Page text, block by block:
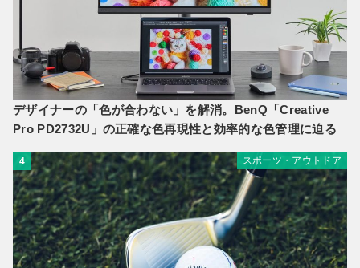
デザイナーの「色が合わない」を解消。BenQ「Creative
Pro PD2732U」の正確な色再現性と効率的な色管理に迫る
4 スポーツ・アウトドア